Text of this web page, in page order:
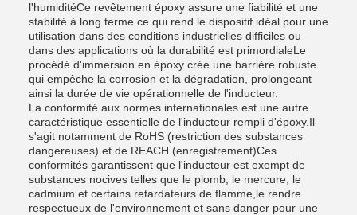
l'humiditéCe revêtement époxy assure une fiabilité et une
stabilité à long terme.ce qui rend le dispositif idéal pour une
utilisation dans des conditions industrielles difficiles ou
dans des applications où la durabilité est primordialeLe
procédé d'immersion en époxy crée une barrière robuste
qui empêche la corrosion et la dégradation, prolongeant
ainsi la durée de vie opérationnelle de l'inducteur.
La conformité aux normes internationales est une autre
caractéristique essentielle de l'inducteur rempli d'époxy.Il
s'agit notamment de RoHS (restriction des substances
dangereuses) et de REACH (enregistrement)Ces
conformités garantissent que l'inducteur est exempt de
substances nocives telles que le plomb, le mercure, le
cadmium et certains retardateurs de flamme,le rendre
respectueux de l'environnement et sans danger pour une